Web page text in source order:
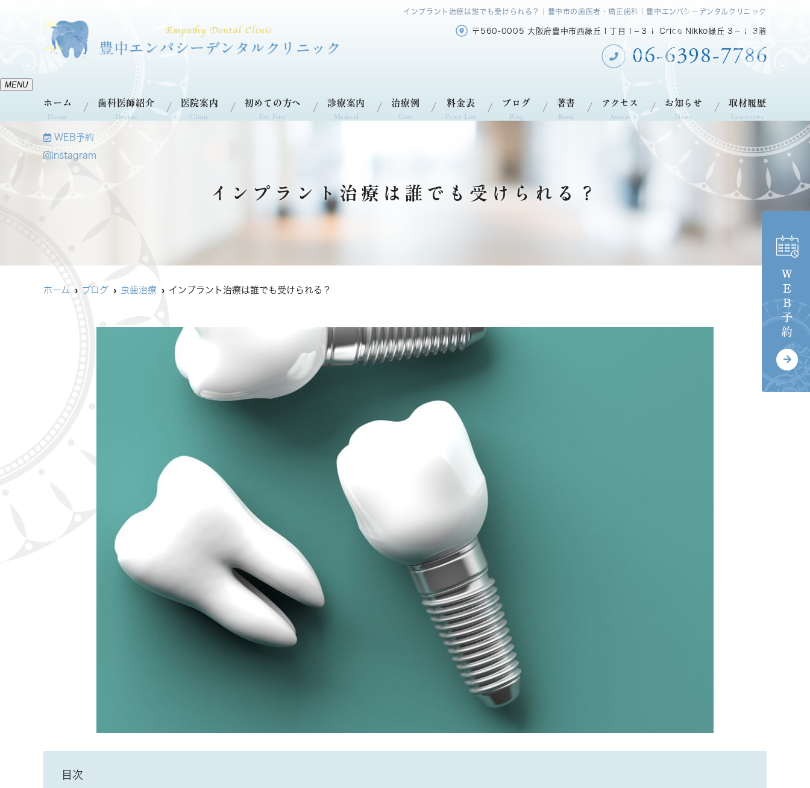
インプラント治療は誰でも受けられる？｜豊中市の歯医者・矯正歯科｜豊中エンパシーデンタルクリニック
〒560-0005 大阪府豊中市西緑丘１丁目１−３１ Crice Nikko緑丘 3－Ⅰ 3階
06-6398-7786
MENU
ホーム
Home
歯科医師紹介
Doctor
医院案内
Clinic
初めての方へ
For First
診療案内
Medical
治療例
Case
料金表
Price List
ブログ
Blog
著書
Book
アクセス
Access
お知らせ
News
取材履歴
Interviews
WEB予約
Instagram
インプラント治療は誰でも受けられる？
ホーム ブログ 虫歯治療 インプラント治療は誰でも受けられる？
目次